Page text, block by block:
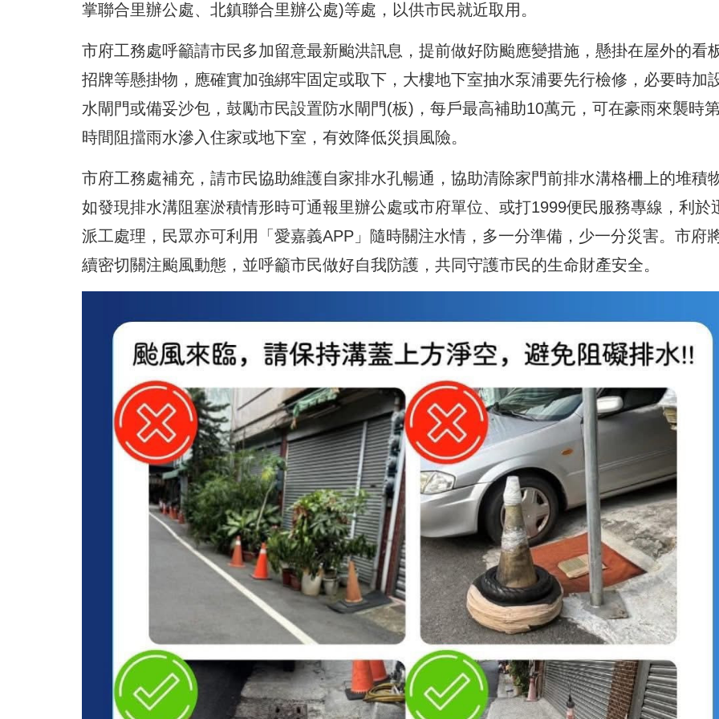
掌聯合里辦公處、北鎮聯合里辦公處)等處，以供市民就近取用。
市府工務處呼籲請市民多加留意最新颱洪訊息，提前做好防颱應變措施，懸掛在屋外的看板
招牌等懸掛物，應確實加強綁牢固定或取下，大樓地下室抽水泵浦要先行檢修，必要時加
水閘門或備妥沙包，鼓勵市民設置防水閘門(板)，每戶最高補助10萬元，可在豪雨來襲時
時間阻擋雨水滲入住家或地下室，有效降低災損風險。
市府工務處補充，請市民協助維護自家排水孔暢通，協助清除家門前排水溝格柵上的堆積
如發現排水溝阻塞淤積情形時可通報里辦公處或市府單位、或打1999便民服務專線，利於
派工處理，民眾亦可利用「愛嘉義APP」隨時關注水情，多一分準備，少一分災害。市府
續密切關注颱風動態，並呼籲市民做好自我防護，共同守護市民的生命財產安全。